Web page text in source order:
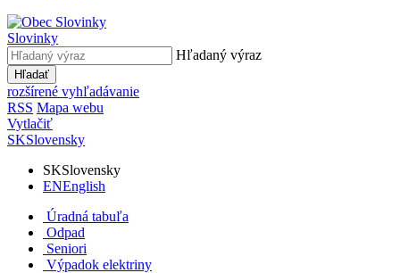
Slovinky
Hľadaný výraz
Hľadať
rozšírené vyhľadávanie
RSS Mapa webu
Vytlačiť
SKSlovensky
SKSlovensky
ENEnglish
Úradná tabuľa
Odpad
Seniori
Výpadok elektriny